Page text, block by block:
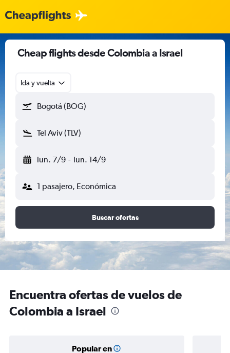
Cheap flights desde Colombia a Israel
Ida y vuelta
Bogotá (BOG)
Tel Aviv (TLV)
lun. 7/9 - lun. 14/9
1 pasajero, Económica
Buscar ofertas
Encuentra ofertas de vuelos de
Colombia a Israel
Popular en